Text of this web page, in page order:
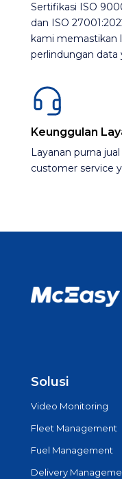
Sertifikasi ISO
dan ISO
kami memastikan
perlindungan data
Keunggulan
Layanan purna
customer service
Solusi
Video Monitoring
Fleet Management
Fuel Management
Delivery